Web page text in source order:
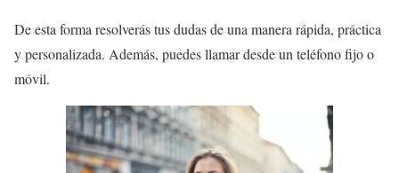
De esta forma resolverás tus dudas de una manera rápida, práctica
y personalizada. Además, puedes llamar desde un teléfono fijo o
móvil.